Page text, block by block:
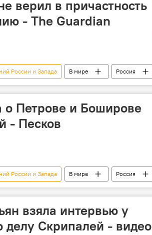
верил в причастность
- The Guardian
России и Запада В мире Россия
о Петрове и Боширове
- Песков
России и Запада В мире
Россия
взяла интервью у
делу Скрипалей - видео